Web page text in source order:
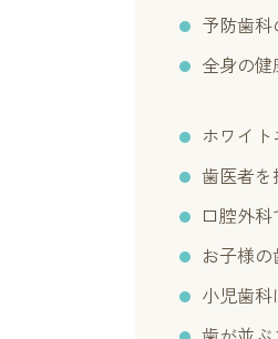
予防歯
全身の
ホワイト
歯医者を
口腔外
お子様
小児歯